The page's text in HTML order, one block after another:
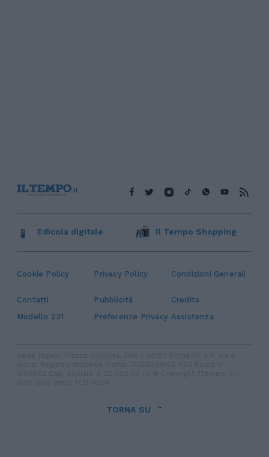
Cookie Policy Privacy Policy Condizioni Generali
Contatti Pubblicità
Credits
Modello 231
Preferenze Privacy Assistenza
Edicola digitale Il Tempo Shopping
TORNA SU